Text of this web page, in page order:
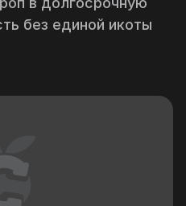
без единой икоты